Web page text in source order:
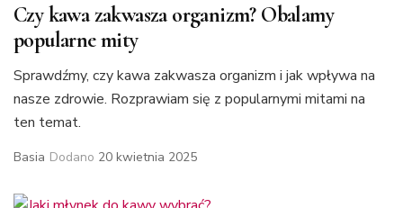
Czy kawa zakwasza organizm? Obalamy
popularne mity
Sprawdźmy, czy kawa zakwasza organizm i jak wpływa na
nasze zdrowie. Rozprawiam się z popularnymi mitami na
ten temat.
Basia Dodano 20 kwietnia 2025